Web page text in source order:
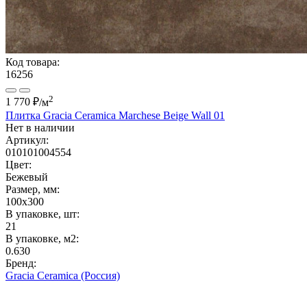
Код товара:
16256
1 770 ₽/м2
Плитка Gracia Ceramica Marchese Beige Wall 01
Нет в наличии
Артикул:
010101004554
Цвет:
Бежевый
Размер, мм:
100x300
В упаковке, шт:
21
В упаковке, м2:
0.630
Бренд:
Gracia Ceramica (Россия)